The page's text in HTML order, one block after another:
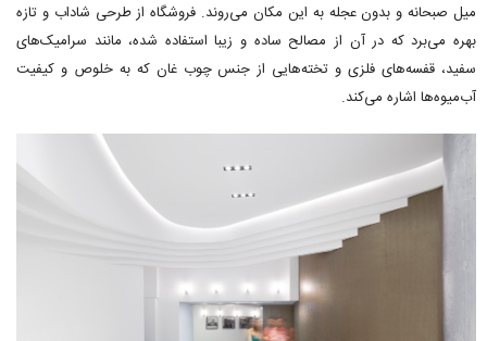
میل صبحانه و بدون عجله به این مکان می‌روند. فروشگاه از طرحی شاداب و تازه
بهره می‌برد که در آن از مصالح ساده و زیبا استفاده شده، مانند سرامیک‌های
سفید، قفسه‌های فلزی و تخته‌هایی از جنس چوب غان که به خلوص و کیفیت
آب‌میوه‌ها اشاره می‌کند.